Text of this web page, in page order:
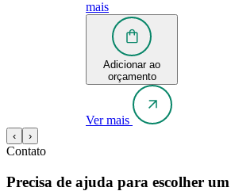
mais
Adicionar ao
orçamento
Ver mais
‹ ›
Contato
Precisa de ajuda para escolher